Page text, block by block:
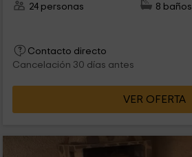
24 personas
8 baños
Contacto directo
Cancelación 30 días antes
VER OFERTA